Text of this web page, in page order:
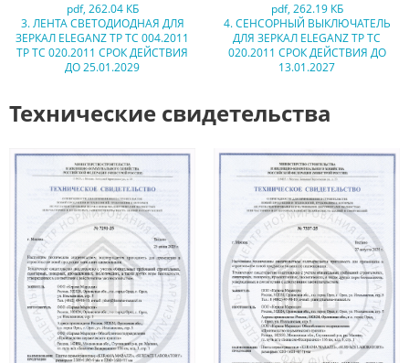
pdf, 262.04 КБ
3. ЛЕНТА СВЕТОДИОДНАЯ ДЛЯ
ЗЕРКАЛ ELEGANZ ТР ТС 004.2011
ТР ТС 020.2011 СРОК ДЕЙСТВИЯ
ДО 25.01.2029
pdf, 262.19 КБ
4. СЕНСОРНЫЙ ВЫКЛЮЧАТЕЛЬ
ДЛЯ ЗЕРКАЛ ELEGANZ ТР ТС
020.2011 СРОК ДЕЙСТВИЯ ДО
13.01.2027
Технические свидетельства